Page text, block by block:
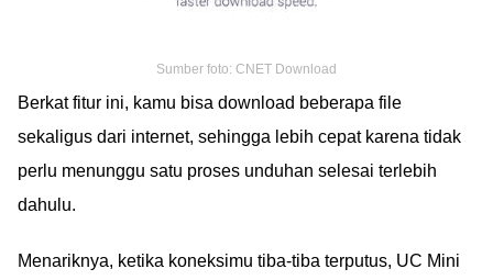
Sumber foto: CNET Download
Berkat fitur ini, kamu bisa download beberapa file
sekaligus dari internet, sehingga lebih cepat karena tidak
perlu menunggu satu proses unduhan selesai terlebih
dahulu.
Menariknya, ketika koneksimu tiba-tiba terputus, UC Mini